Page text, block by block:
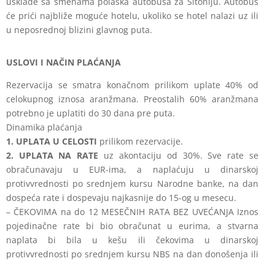
će prići najbliže moguće hotelu, ukoliko se hotel nalazi uz ili
u neposrednoj blizini glavnog puta.
USLOVI I NAČIN PLAĆANJA
Rezervacija se smatra konačnom prilikom uplate 40% od
celokupnog iznosa aranžmana. Preostalih 60% aranžmana
potrebno je uplatiti do 30 dana pre puta.
Dinamika plaćanja
1. UPLATA U CELOSTI prilikom rezervacije.
2. UPLATA NA RATE uz akontaciju od 30%. Sve rate se
obračunavaju u EUR-ima, a naplaćuju u dinarskoj
protivvrednosti po srednjem kursu Narodne banke, na dan
dospeća rate i dospevaju najkasnije do 15-og u mesecu.
– ČEKOVIMA na do 12 MESEČNIH RATA BEZ UVEĆANJA Iznos
pojedinačne rate bi bio obračunat u eurima, a stvarna
naplata bi bila u kešu ili čekovima u dinarskoj
protivvrednosti po srednjem kursu NBS na dan donošenja ili